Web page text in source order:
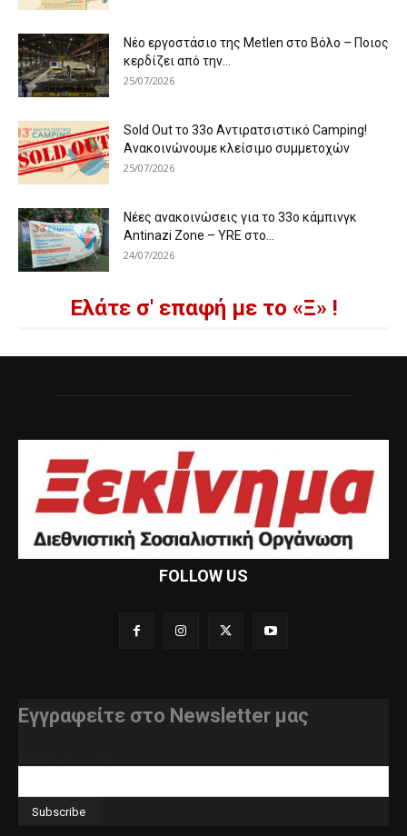
Νέο εργοστάσιο της Metlen στο Βόλο – Ποιος
κερδίζει από την...
25/07/2026
Sold Out το 33ο Αντιρατσιστικό Camping!
Ανακοινώνουμε κλείσιμο συμμετοχών
25/07/2026
Νέες ανακοινώσεις για το 33ο κάμπινγκ
Antinazi Zone – YRE στο...
24/07/2026
Ελάτε σ' επαφή με το «Ξ» !
FOLLOW US
Εγγραφείτε στο Newsletter μας